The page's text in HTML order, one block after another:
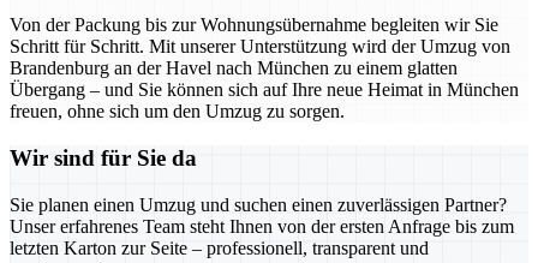
Von der Packung bis zur Wohnungsübernahme begleiten wir Sie
Schritt für Schritt. Mit unserer Unterstützung wird der Umzug von
Brandenburg an der Havel nach München zu einem glatten
Übergang – und Sie können sich auf Ihre neue Heimat in München
freuen, ohne sich um den Umzug zu sorgen.
Wir sind für Sie da
Sie planen einen Umzug und suchen einen zuverlässigen Partner?
Unser erfahrenes Team steht Ihnen von der ersten Anfrage bis zum
letzten Karton zur Seite – professionell, transparent und